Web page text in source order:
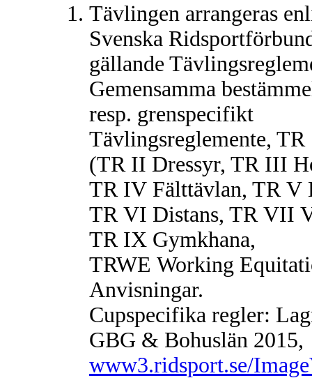
Tävlingen arrangeras
Svenska
gällande
Gemensamma
resp. grenspecifikt
Tävlingsreglemente, TR
(TR II Dressyr, TR III
TR IV Fälttävlan, TR V
TR VI Distans, TR VII
TR IX Gymkhana,
TRWE Working
Anvisningar.
Cupspecifika regler:
GBG & Bohuslän 2015,
www3.ridsport.se/